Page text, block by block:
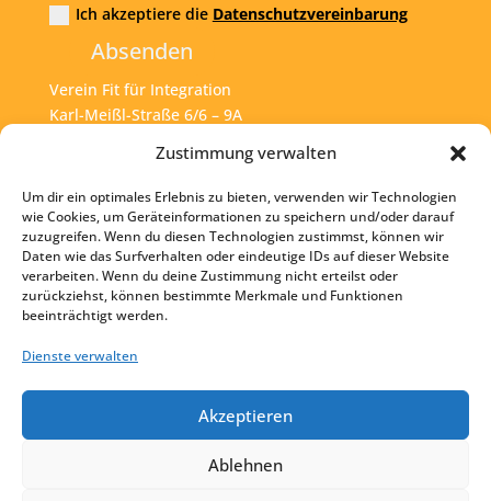
Zustimmung verwalten
Um dir ein optimales Erlebnis zu bieten, verwenden wir Technologien
wie Cookies, um Geräteinformationen zu speichern und/oder darauf
zuzugreifen. Wenn du diesen Technologien zustimmst, können wir
Daten wie das Surfverhalten oder eindeutige IDs auf dieser Website
verarbeiten. Wenn du deine Zustimmung nicht erteilst oder
zurückziehst, können bestimmte Merkmale und Funktionen
beeinträchtigt werden.
Dienste verwalten
Akzeptieren
Ablehnen
Ich akzeptiere die Datenschutzvereinbarung
Absenden
Verein Fit für Integration
Karl-Meißl-Straße 6/6 – 9A
Tel:+43 1 925 77 46
Mail: office@fit4int.at
Startseite
Kontakt
Impressum